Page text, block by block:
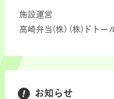
施設運営
高崎弁当(株) (株)ドトー
お知らせ